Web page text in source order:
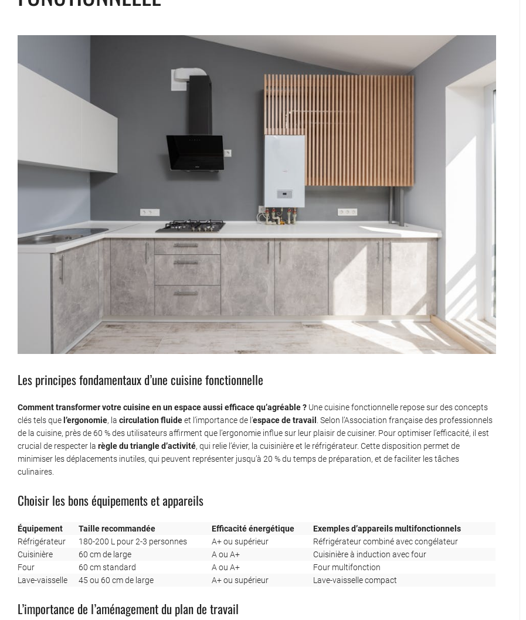
Les principes fondamentaux d’une cuisine fonctionnelle
Comment transformer votre cuisine en un espace aussi efficace qu’agréable ? Une cuisine fonctionnelle repose sur des concepts
clés tels que l’ergonomie, la circulation fluideet l’importance de l’espace de travail . Selon l’Association française des professionnels
de la cuisine, près de 60 % des utilisateurs affirment que l’ergonomie influe sur leur plaisir de cuisiner. Pour optimiser l’efficacité, il est
crucial de respecter la règle du triangle d’activité, qui relie l’évier, la cuisinière et le réfrigérateur. Cette disposition permet de
minimiser les déplacements inutiles, qui peuvent représenter jusqu’à 20 % du temps de préparation, et de faciliter les tâches
culinaires.
Choisir les bons équipements et appareils
Équipement Taille recommandée Efficacité énergétique
Exemples d’appareils multifonctionnels
Réfrigérateur
180-200 L pour 2-3 personnes A+ ou supérieur
Réfrigérateur combiné avec congélateur
Cuisinière
60 cm de large A ou A+
Cuisinière à induction avec four
Four
60 cm standard A ou A+
Four multifonction
Lave-vaisselle
45 ou 60 cm de large A+ ou supérieur Lave-vaisselle compact
L’importance de l’aménagement du plan de travail